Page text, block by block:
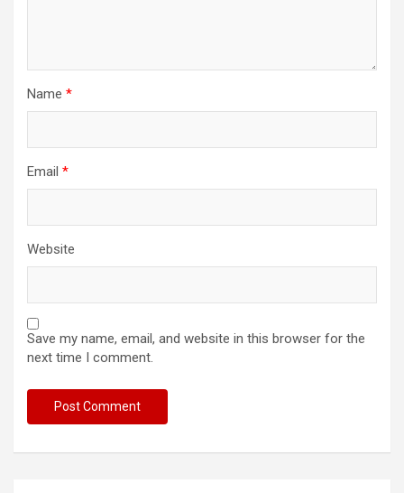
Name *
Email *
Website
Save my name, email, and website in this browser for the
next time I comment.